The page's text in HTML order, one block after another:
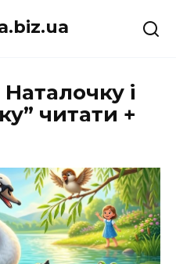
і
читати +